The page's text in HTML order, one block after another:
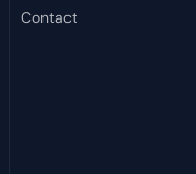
Contact